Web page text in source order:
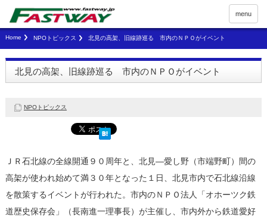
menu
Home NPOトピックス 北見の高架、旧線跡巡る 市内のＮＰＯがイベント
北見の高架、旧線跡巡る 市内のＮＰＯがイベント
NPOトピックス
ＪＲ石北線の全線開通９０周年と、北見―愛し野（市端野町）間の
高架が使われ始めて満３０年となった１日、北見市内で石北線沿線
を散策するイベントが行われた。市内のＮＰＯ法人「オホーツク鉄
道歴史保存会」（長南進一理事長）が主催し、市内外から鉄道愛好